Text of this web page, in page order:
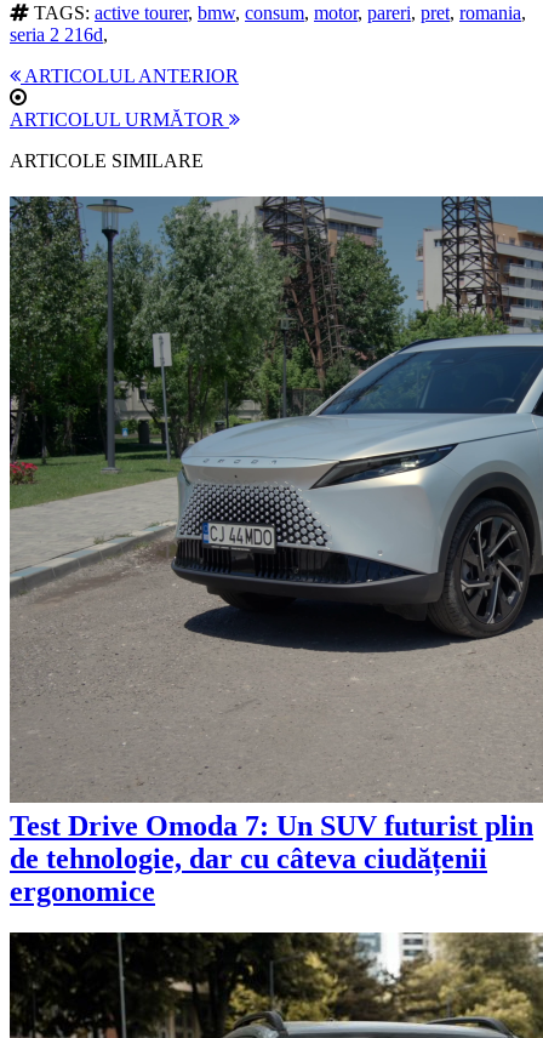
TAGS: active tourer, bmw, consum, motor, pareri, pret, romania,
seria 2 216d,
ARTICOLUL ANTERIOR
ARTICOLUL URMĂTOR
ARTICOLE SIMILARE
Test Drive Omoda 7: Un SUV futurist plin
de tehnologie, dar cu câteva ciudățenii
ergonomice